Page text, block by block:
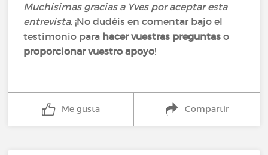
Muchisimas gracias a Yves por aceptar esta
entrevista. ¡No dudéis en comentar bajo el
testimonio para hacer vuestras preguntaso
proporcionar vuestro apoyo!
Me gusta Compartir